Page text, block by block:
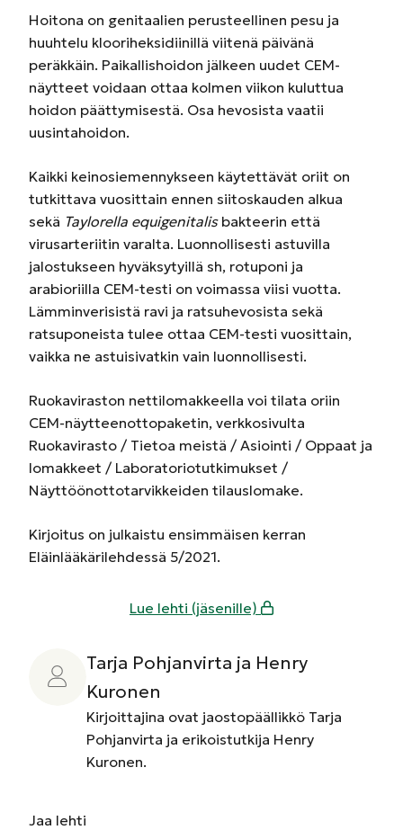
Hoitona on genitaalien perusteellinen pesu ja
huuhtelu klooriheksidiinillä viitenä päivänä
peräkkäin. Paikallishoidon jälkeen uudet CEM­-
näytteet voidaan ottaa kolmen viikon kuluttua
hoidon päättymisestä. Osa hevosista vaatii
uusintahoidon.
Kaikki keinosiemennykseen käytettävät oriit on
tutkittava vuosittain ennen siitoskauden alkua
sekä Taylorella equigenitalis­bakteerin että
virusarteriitin varalta. Luonnollisesti astuvilla
jalostukseen hyväksytyillä sh­, rotuponi­ ja
arabioriilla CEM­-testi on voimassa viisi vuotta.
Lämminverisistä ravi­ ja ratsuhevosista sekä
ratsuponeista tulee ottaa CEM-­testi vuosittain,
vaikka ne astuisivatkin vain luonnollisesti.
Ruokaviraston nettilomakkeella voi tilata oriin
CEM­-näytteenottopaketin, verkkosivulta
Ruokavirasto / Tietoa meistä / Asiointi / Oppaat ja
lomakkeet / Laboratoriotutkimukset /
Näyttöönottotarvikkeiden tilauslomake.
Kirjoitus on julkaistu ensimmäisen kerran
Eläinlääkärilehdessä 5/2021.
Lue lehti (jäsenille)
Tarja Pohjanvirta ja Henry
Kuronen
Kirjoittajina ovat jaostopäällikkö Tarja
Pohjanvirta ja erikoistutkija Henry
Kuronen.
Jaa lehti